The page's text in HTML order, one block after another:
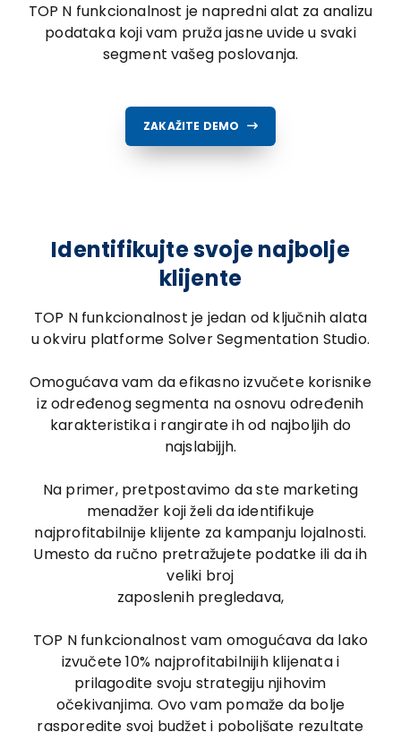
TOP N funkcionalnost je napredni alat za analizu
podataka koji vam pruža jasne uvide u svaki
segment vašeg poslovanja.
ZAKAŽITE DEMO
Identifikujte svoje najbolje
klijente
TOP N funkcionalnost je jedan od ključnih alata
u okviru platforme Solver Segmentation Studio.
Omogućava vam da efikasno izvučete korisnike
iz određenog segmenta na osnovu određenih
karakteristika i rangirate ih od najboljih do
najslabijjh.
Na primer, pretpostavimo da ste marketing
menadžer koji želi da identifikuje
najprofitabilnije klijente za kampanju lojalnosti.
Umesto da ručno pretražujete podatke ili da ih
veliki broj
zaposlenih pregledava,
TOP N funkcionalnost vam omogućava da lako
izvučete 10% najprofitabilnijih klijenata i
prilagodite svoju strategiju njihovim
očekivanjima. Ovo vam pomaže da bolje
rasporedite svoj budžet i poboljšate rezultate